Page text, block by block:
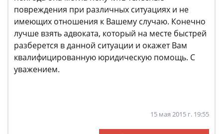
повреждения при различных ситуациях и не
имеющих отношения к Вашему случаю. Конечно
лучше взять адвоката, который на месте быстрей
разберется в данной ситуации и окажет Вам
квалифицированную юридическую помощь. С
уважением.
15 мая 2015 г. 19:55